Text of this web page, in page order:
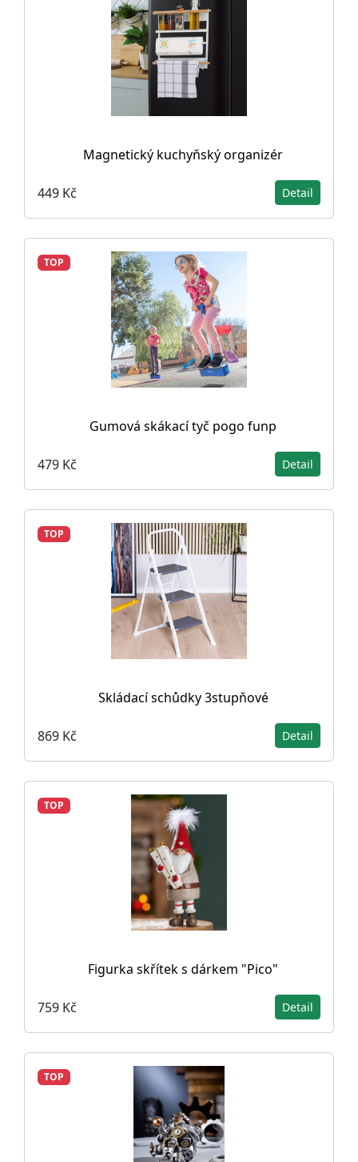
Magnetický kuchyňský organizér
449 Kč Detail
TOP
Gumová skákací tyč pogo funp
479 Kč Detail
TOP
Skládací schůdky 3stupňové
869 Kč Detail
TOP
Figurka skřítek s dárkem "Pico"
759 Kč Detail
TOP